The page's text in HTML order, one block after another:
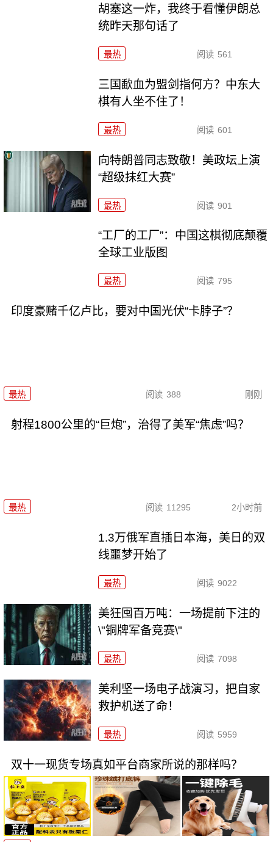
胡塞这一炸，我终于看懂伊朗总
统昨天那句话了
最热 阅读 561
三国歃血为盟剑指何方？中东大
棋有人坐不住了！
最热 阅读 601
向特朗普同志致敬！美政坛上演
“超级抹红大赛”
最热 阅读 901
“工厂的工厂”：中国这棋彻底颠覆
全球工业版图
最热 阅读 795
印度豪赌千亿卢比，要对中国光伏“卡脖子”？
最热 阅读 388 刚刚
射程1800公里的“巨炮”，治得了美军“焦虑”吗？
最热 阅读 11295 2小时前
1.3万俄军直插日本海，美日的双
线噩梦开始了
最热 阅读 9022
美狂囤百万吨：一场提前下注的
\"铜牌军备竞赛\"
最热 阅读 7098
美利坚一场电子战演习，把自家
救护机送了命！
最热 阅读 5959
双十一现货专场真如平台商家所说的那样吗？